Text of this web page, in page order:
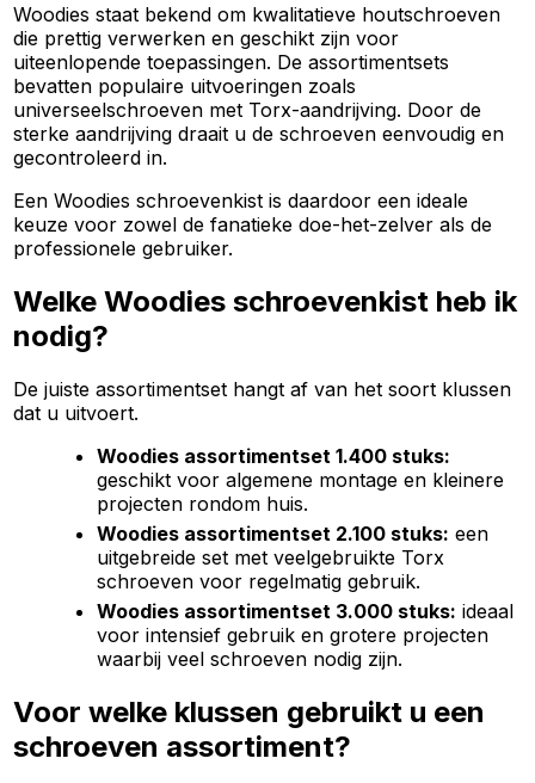
Woodies staat bekend om kwalitatieve houtschroeven
die prettig verwerken en geschikt zijn voor
uiteenlopende toepassingen. De assortimentsets
bevatten populaire uitvoeringen zoals
universeelschroeven met Torx-aandrijving. Door de
sterke aandrijving draait u de schroeven eenvoudig en
gecontroleerd in.
Een Woodies schroevenkist is daardoor een ideale
keuze voor zowel de fanatieke doe-het-zelver als de
professionele gebruiker.
Welke Woodies schroevenkist heb ik
nodig?
De juiste assortimentset hangt af van het soort klussen
dat u uitvoert.
Woodies assortimentset 1.400 stuks:
geschikt voor algemene montage en kleinere
projecten rondom huis.
Woodies assortimentset 2.100 stuks: een
uitgebreide set met veelgebruikte Torx
schroeven voor regelmatig gebruik.
Woodies assortimentset 3.000 stuks: ideaal
voor intensief gebruik en grotere projecten
waarbij veel schroeven nodig zijn.
Voor welke klussen gebruikt u een
schroeven assortiment?